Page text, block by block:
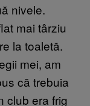
nivele.
mai târziu
la toaletă.
mei, am
că trebuia
club era frig